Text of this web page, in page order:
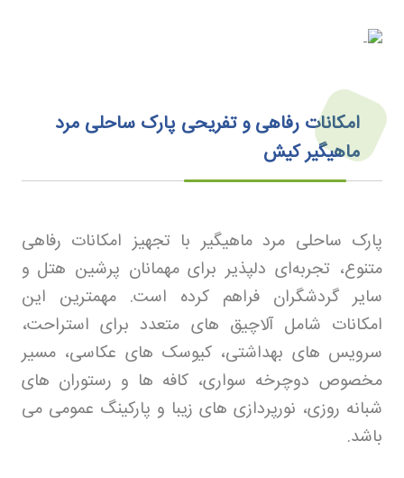
امکانات رفاهی و تفریحی پارک ساحلی مرد
ماهیگیر کیش
پارک ساحلی مرد ماهیگیر با تجهیز امکانات رفاهی
متنوع، تجربه‌ای دلپذیر برای مهمانان پرشین هتل و
سایر گردشگران فراهم کرده است. مهمترین این
امکانات شامل آلاچیق های متعدد برای استراحت،
سرویس های بهداشتی، کیوسک های عکاسی، مسیر
مخصوص دوچرخه سواری، کافه ها و رستوران های
شبانه روزی، نورپردازی های زیبا و پارکینگ عمومی می
باشد.